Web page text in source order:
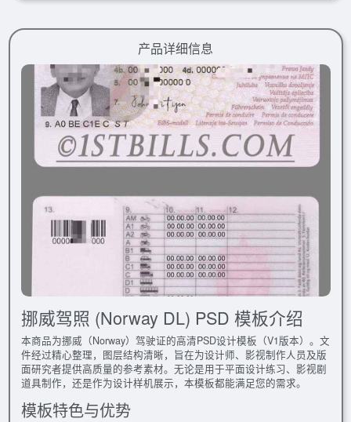
产品详细信息
挪威驾照 (Norway DL) PSD 模板介绍
本商品为挪威（Norway）驾驶证的高清PSD设计模板（V1版本）。文
件经过精心整理，图层结构清晰，旨在为设计师、影视制作人员及版
面研究者提供高质量的参考素材。无论是用于平面设计练习、影视剧
道具制作，还是作为设计样机展示，本模板都能满足您的需求。
模板特色与优势